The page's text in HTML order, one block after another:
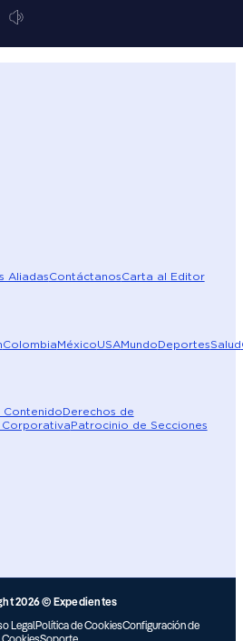
AliadasContáctanosCarta al Editor
ColombiaMéxicoUSAMundoDeportesSalud
ContenidoDerechos de
Patrocinio de Secciones
2026 © Expedientes
LegalPolítica de CookiesConfiguración de